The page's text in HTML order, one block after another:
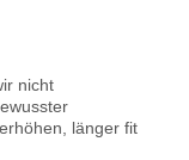
nicht
länger fit